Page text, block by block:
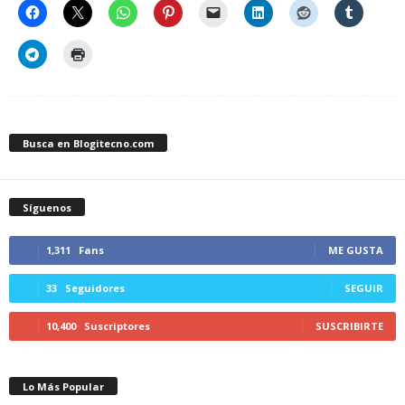
Busca en Blogitecno.com
Síguenos
1,311 Fans ME GUSTA
33 Seguidores SEGUIR
10,400 Suscriptores SUSCRIBIRTE
Lo Más Popular